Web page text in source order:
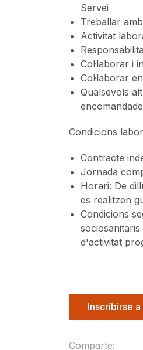
Servei
Treballar
Activitat
Col·laborar i
Col·laborar
Qualsevols
Condicions
Contracte
Jornada
Horari: De
es realitzen
Condicions
d'activitat
Inscribirse
Comparte: